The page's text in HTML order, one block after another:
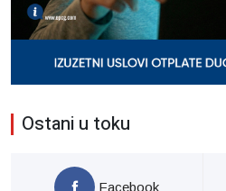
Ostani u toku
Facebook